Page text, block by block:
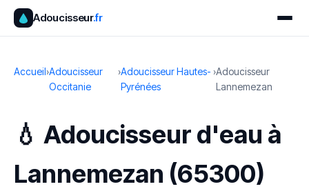
Adoucisseur.fr
Accueil›Adoucisseur
Occitanie
›Adoucisseur Hautes-
Pyrénées
›Adoucisseur
Lannemezan
💧 Adoucisseur d'eau à
Lannemezan (65300)